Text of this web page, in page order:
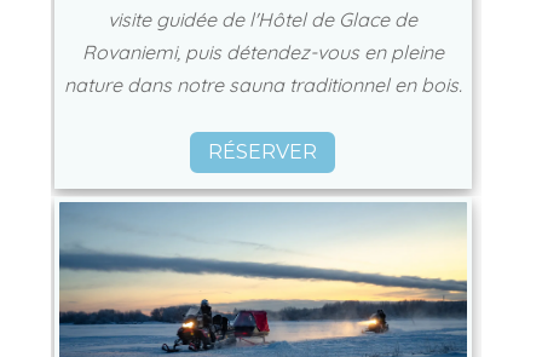
visite guidée de l'Hôtel de Glace de
Rovaniemi, puis détendez-vous en pleine
nature dans notre sauna traditionnel en bois.
RÉSERVER